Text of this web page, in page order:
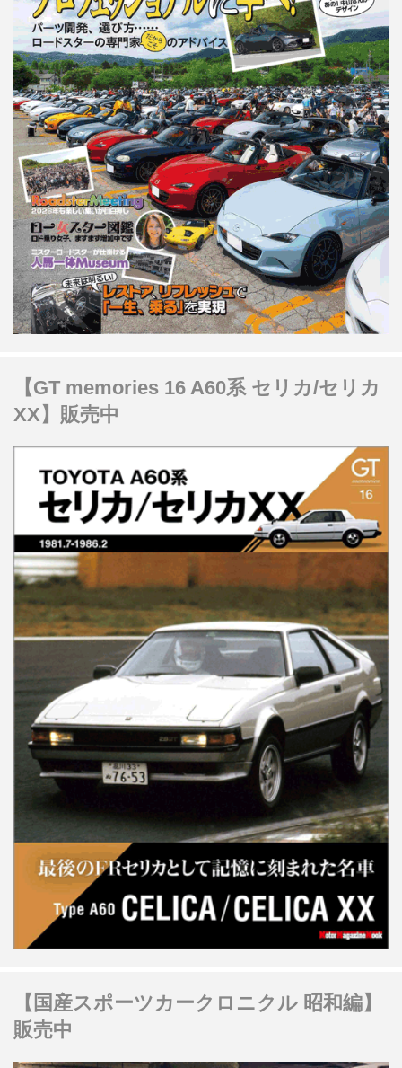
【GT memories 16 A60系 セリカ/セリカ
XX】販売中
【国産スポーツカークロニクル 昭和編】
販売中